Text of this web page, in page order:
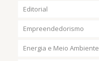
Editorial
Empreendedorismo
Energia e Meio Ambiente